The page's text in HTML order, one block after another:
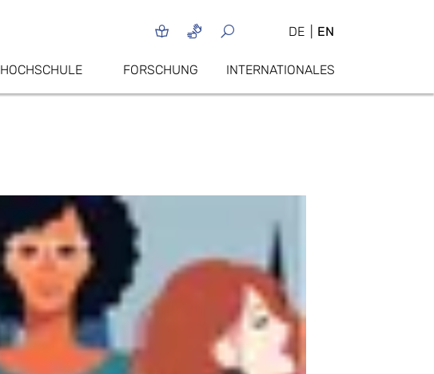
DE EN
HOCHSCHULE FORSCHUNG INTERNATIONALES